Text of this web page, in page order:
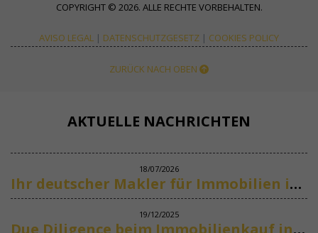
COPYRIGHT © 2026. ALLE RECHTE VORBEHALTEN.
AVISO LEGAL | DATENSCHUTZGESETZ | COOKIES POLICY
ZURÜCK NACH OBEN
AKTUELLE NACHRICHTEN
18/07/2026
Ihr deutscher Makler für Immobilien in Marbella
19/12/2025
Due Diligence beim Immobilienkauf in Spanien